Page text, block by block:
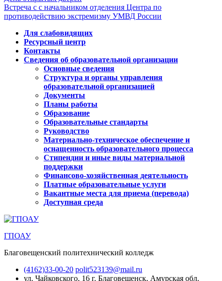
Встреча с с начальником отделения Центра по
противодействию экстремизму УМВД России
Для слабовидящих
Ресурсный центр
Контакты
Сведения об образовательной организации
Основные сведения
Структура и органы управления
образовательной организацией
Документы
Планы работы
Образование
Образовательные стандарты
Руководство
Материально-техническое обеспечение и
оснащенность образовательного процесса
Стипендии и иные виды материальной
поддержки
Финансово-хозяйственная деятельность
Платные образовательные услуги
Вакантные места для приема (перевода)
Доступная среда
ГПОАУ
Благовещенский политехнический колледж
(4162)33-00-20 polit523139@mail.ru
ул. Чайковского, 16 г. Благовещенск, Амурская обл.